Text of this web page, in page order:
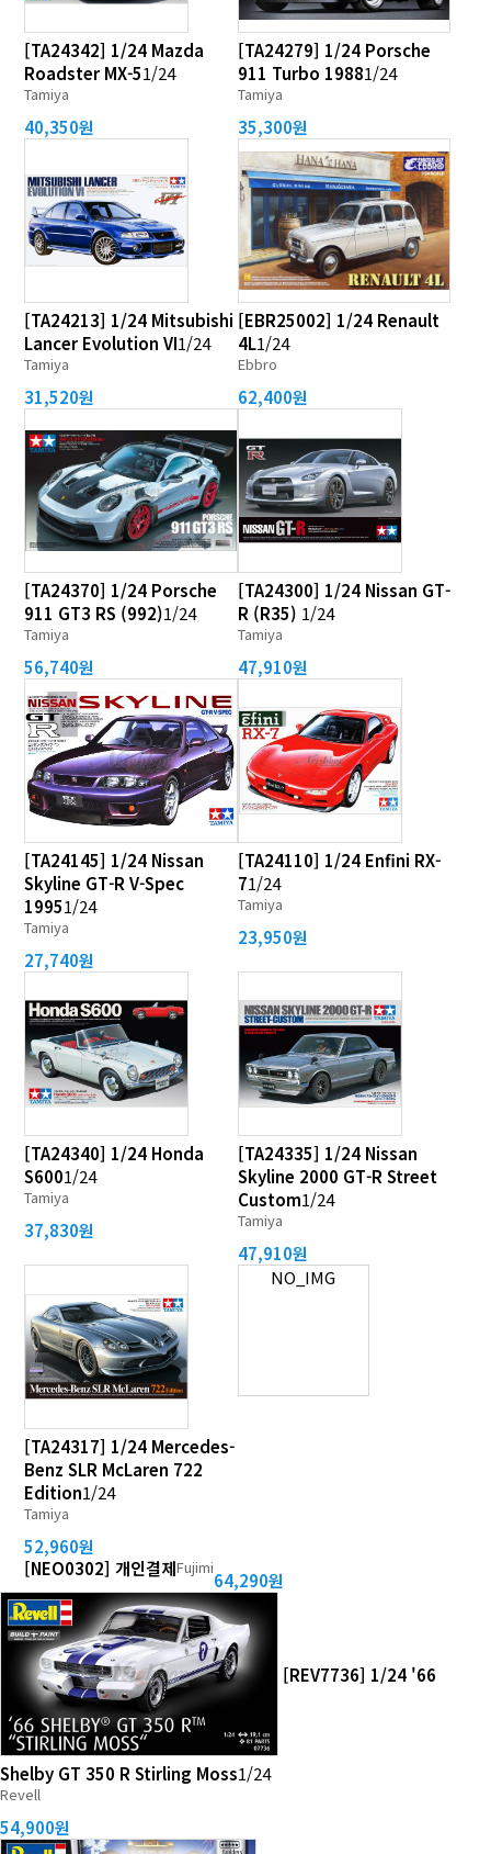
[TA24342] 1/24 Mazda
Roadster MX-51/24
Tamiya
40,350원
[TA24279] 1/24 Porsche
911 Turbo 19881/24
Tamiya
35,300원
[TA24213] 1/24 Mitsubishi
Lancer Evolution VI1/24
Tamiya
31,520원
[EBR25002] 1/24 Renault
4L1/24
Ebbro
62,400원
[TA24370] 1/24 Porsche
911 GT3 RS (992)1/24
Tamiya
56,740원
[TA24300] 1/24 Nissan GT-
R (R35) 1/24
Tamiya
47,910원
[TA24145] 1/24 Nissan
Skyline GT-R V-Spec
19951/24
Tamiya
27,740원
[TA24110] 1/24 Enfini RX-
71/24
Tamiya
23,950원
[TA24340] 1/24 Honda
S6001/24
Tamiya
37,830원
[TA24335] 1/24 Nissan
Skyline 2000 GT-R Street
Custom1/24
Tamiya
47,910원
[TA24317] 1/24 Mercedes-
Benz SLR McLaren 722
Edition1/24
Tamiya
52,960원
NO_IMG
[NEO0302] 개인결제Fujimi
64,290원
[REV7736] 1/24 '66
Shelby GT 350 R Stirling Moss1/24
Revell
54,900원